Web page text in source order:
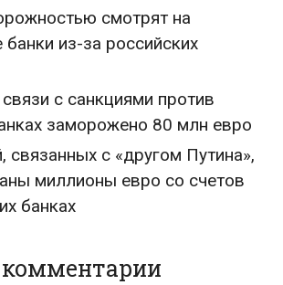
смотрят на
банки из-за российских
с санкциями против
заморожено 80 млн евро
связанных с «другом Путина»,
миллионы евро со счетов
банках